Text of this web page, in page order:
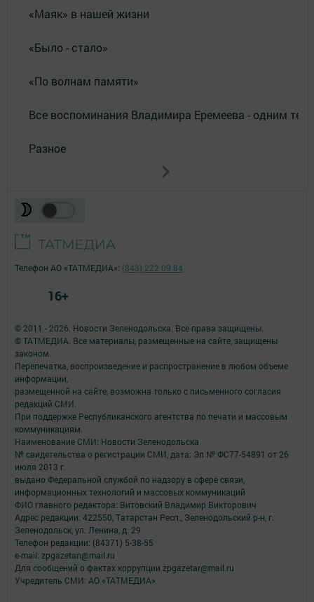
«Маяк» в нашей жизни
«Было - стало»
«По волнам памяти»
Все воспоминания Владимира Еремеева - одним
Разное
© 2011 - 2026. Новости Зеленодольска. Все права защищены.
© ТАТМЕДИА. Все материалы, размещенные на сайте, защищены
законом.
Перепечатка, воспроизведение и распространение в любом объеме
информации,
размещенной на сайте, возможна только с письменного согласия
редакций СМИ.
При поддержке Республиканского агентства по печати и массовым
коммуникациям.
Наименование СМИ: Новости Зеленодольска
№ свидетельства о регистрации СМИ, дата: Эл № ФС77-54891 от 26
июля 2013 г.
выдано Федеральной службой по надзору в сфере связи,
информационных технологий и массовых коммуникаций
ФИО главного редактора: Витовский Владимир Викторович
Адрес редакции: 422550, Татарстан Респ., Зеленодольский р-н, г.
Зеленодольск, ул. Ленина, д. 29
Телефон редакции: (84371) 5-38-55
e-mail: zpgazetan@mail.ru
Для сообщений о фактах коррупции zpgazetar@mail.ru
Учредитель СМИ: АО «ТАТМЕДИА»
Телефон АО «ТАТМЕДИА»: (843) 222 09 84
16+